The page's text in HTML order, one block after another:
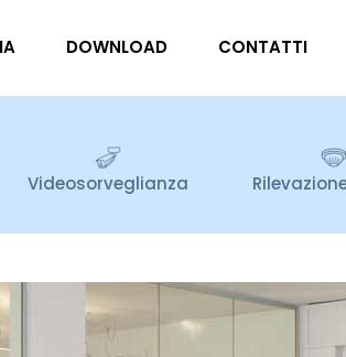
DOWNLOAD CONTATTI
Videosorveglianza